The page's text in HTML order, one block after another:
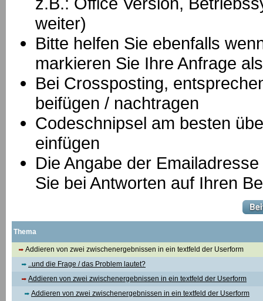
weiter)
Bitte helfen Sie ebenfalls
markieren Sie Ihre Anfrage
Bei Crossposting,
beifügen / nachtragen
Codeschnipsel am besten
einfügen
Die Angabe der
Sie bei Antworten auf Ihren
Thema
Addieren von zwei zwischenergebnissen in ein textfeld der Userform
..und die Frage / das Problem lautet?
Addieren von zwei zwischenergebnissen in ein textfeld der Userform
Addieren von zwei zwischenergebnissen in ein textfeld der Userform